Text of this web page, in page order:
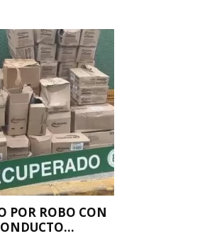
POR ROBO CON